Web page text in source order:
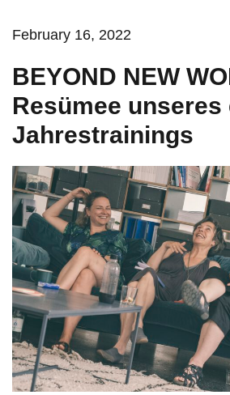
February 16, 2022
BEYOND NEW
Resümee unseres
Jahrestrainings